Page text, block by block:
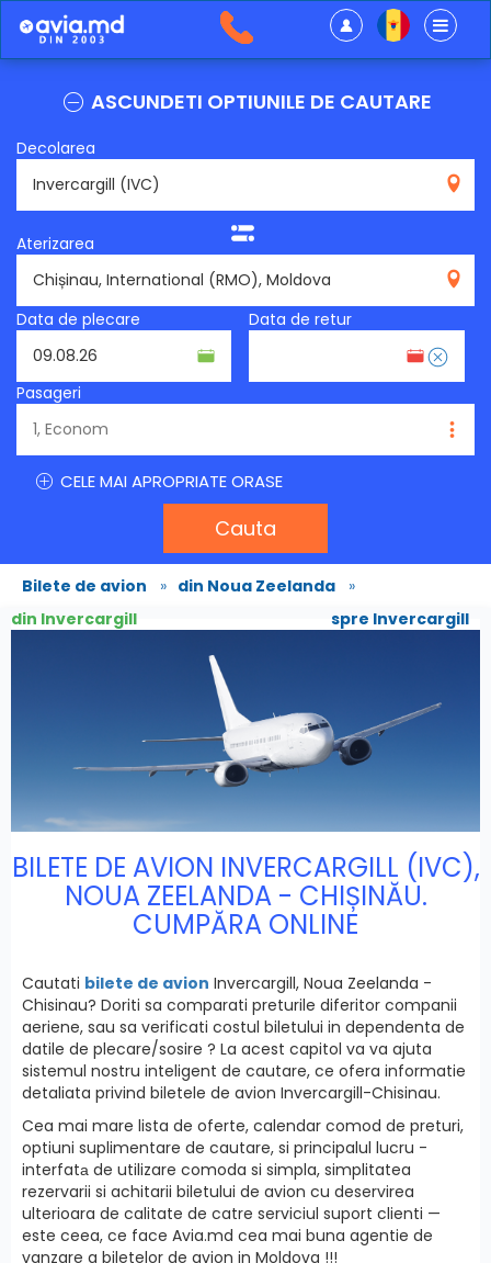
ASCUNDETI OPTIUNILE DE CAUTARE
Decolarea
Aterizarea
Data de plecare
Data de retur
Pasageri
CELE MAI APROPRIATE ORASE
Cauta
Bilete de avion » din Noua Zeelanda »
din Invercargill
spre Invercargill
BILETE DE AVION INVERCARGILL (IVC),
NOUA ZEELANDA - CHIȘINĂU.
CUMPĂRA ONLINE
Cautati bilete de avion Invercargill, Noua Zeelanda -
Chisinau? Doriti sa comparati preturile diferitor companii
aeriene, sau sa verificati costul biletului in dependenta de
datile de plecare/sosire ? La acest capitol va va ajuta
sistemul nostru inteligent de cautare, ce ofera informatie
detaliata privind biletele de avion Invercargill-Chisinau.
Cea mai mare lista de oferte, calendar comod de preturi,
optiuni suplimentare de cautare, si principalul lucru -
interfatа de utilizare comoda si simpla, simplitatea
rezervarii si achitarii biletului de avion cu deservirea
ulterioara de calitate de catre serviciul suport clienti —
este ceea, ce face Avia.md cea mai buna agentie de
vanzare a biletelor de avion in Moldova !!!